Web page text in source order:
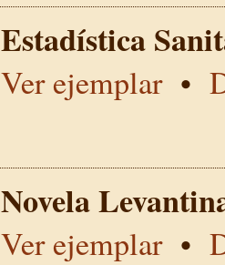
Estadística
Ver ejemplar•
Novela
Ver ejemplar•